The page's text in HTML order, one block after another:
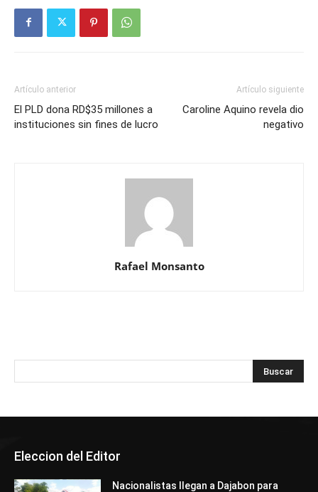
Artículo anterior
El PLD dona RD$35 millones a
instituciones sin fines de lucro
Artículo siguiente
Caroline Aquino revela dio
negativo
Rafael Monsanto
Eleccion del Editor
Nacionalistas llegan a Dajabon para